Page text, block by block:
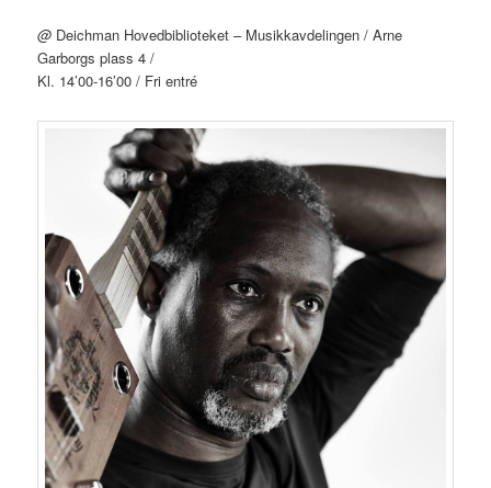
@ Deichman Hovedbiblioteket – Musikkavdelingen / Arne
Garborgs plass 4 /
Kl. 14’00-16’00 / Fri entré